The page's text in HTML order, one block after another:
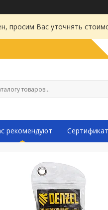
просим Вас уточнять
рекомендуют